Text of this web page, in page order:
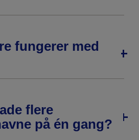
fungerer med
flere
på én gang?